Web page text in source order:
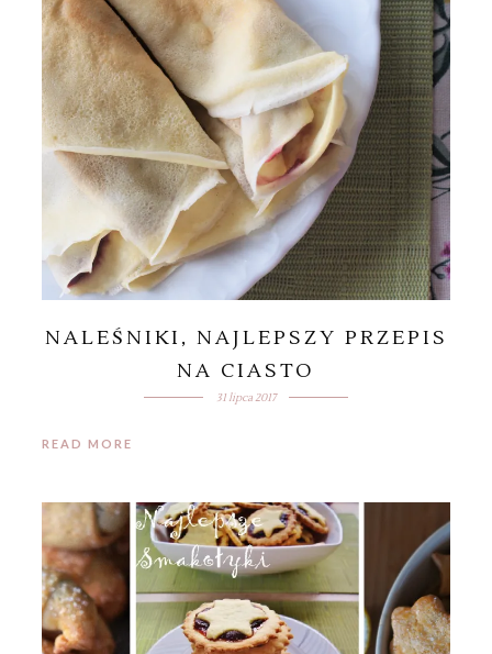
NALEŚNIKI, NAJLEPSZY PRZEPIS
NA CIASTO
31 lipca 2017
READ MORE